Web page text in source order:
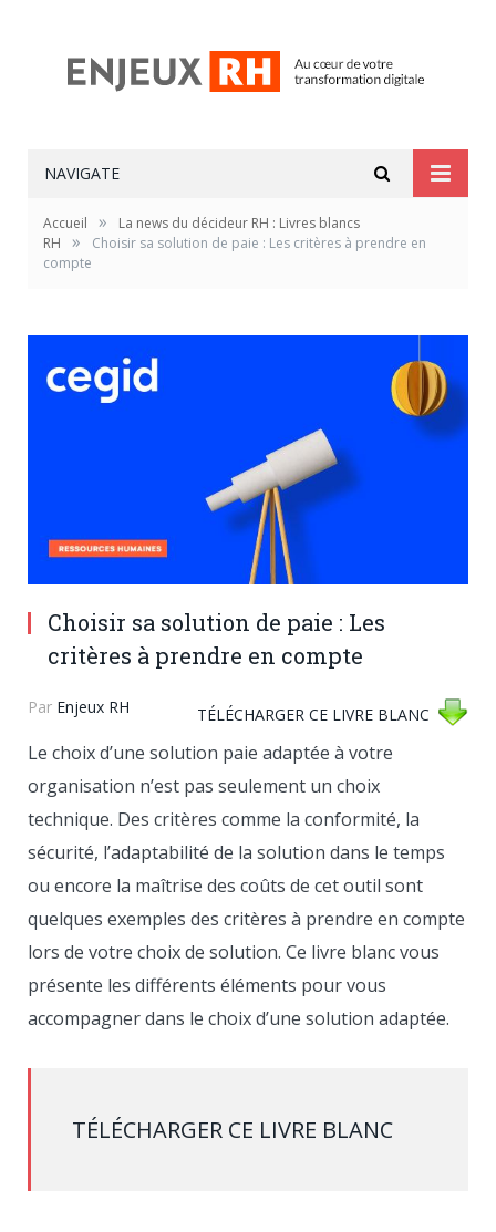
NAVIGATE
Accueil »
La news du décideur RH : Livres blancs
RH
»
Choisir sa solution de paie : Les critères à prendre en
compte
Choisir sa solution de paie : Les
critères à prendre en compte
Par Enjeux RH TÉLÉCHARGER CE LIVRE BLANC
Le choix d’une solution paie adaptée à votre
organisation n’est pas seulement un choix
technique. Des critères comme la conformité, la
sécurité, l’adaptabilité de la solution dans le temps
ou encore la maîtrise des coûts de cet outil sont
quelques exemples des critères à prendre en compte
lors de votre choix de solution. Ce livre blanc vous
présente les différents éléments pour vous
accompagner dans le choix d’une solution adaptée.
TÉLÉCHARGER CE LIVRE BLANC